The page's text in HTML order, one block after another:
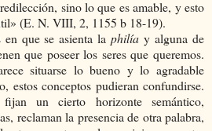
sino lo que es amable, y esto
(E. N. VIII, 2, 1155 b 18-19).
en que se asienta laphilíay alguna de
que poseer los seres que queremos.
situarse lo bueno y lo agradable
estos conceptos pudieran confundirse.
un cierto horizonte semántico,
reclaman la presencia de otra palabra,